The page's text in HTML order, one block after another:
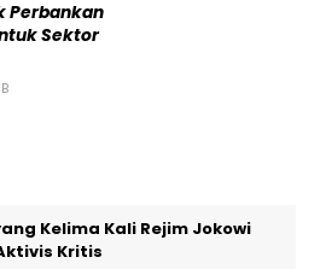
Perbankan
Sektor
Kelima Kali Rejim Jokowi
Kritis